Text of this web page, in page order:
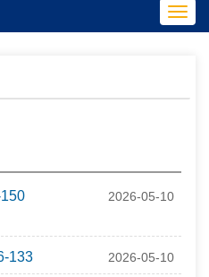
2026-05-10
133 2026-05-10